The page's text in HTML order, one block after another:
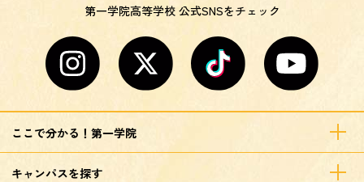
第一学院高等学校 公式SNSをチェック
ここで分かる！第一学院
キャンパスを探す